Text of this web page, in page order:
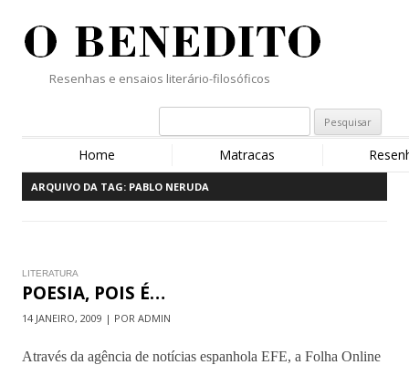
Resenhas e ensaios literário-filosóficos
Home Matracas
ARQUIVO DA TAG: PABLO NERUDA
LITERATURA
POESIA, POIS É…
14 JANEIRO, 2009 | POR ADMIN
Através da agência de notícias espanhola EFE, a Folha Online